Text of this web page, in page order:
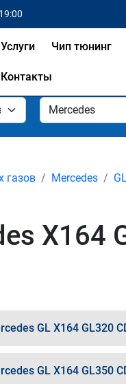
Услуги Чип тюнинг
Контакты
газов Mercedes
X164
GL X164 GL320
GL X164 GL350